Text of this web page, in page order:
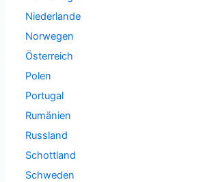
Niederlande
Norwegen
Österreich
Polen
Portugal
Rumänien
Russland
Schottland
Schweden